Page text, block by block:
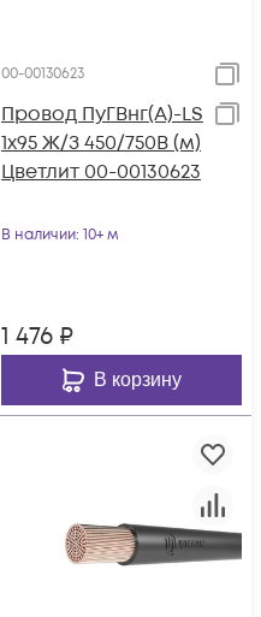
00-00130623
Провод ПуГВнг(А)-LS
1х95 Ж/З 450/750В (м)
Цветлит 00-00130623
В наличии: 10+ м
1 476 ₽
В корзину